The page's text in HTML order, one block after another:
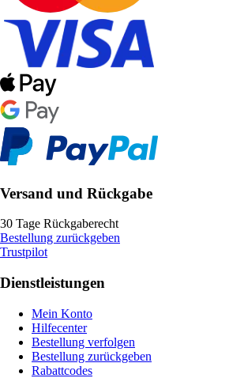
Versand und Rückgabe
30 Tage Rückgaberecht
Bestellung zurückgeben
Trustpilot
Dienstleistungen
Mein Konto
Hilfecenter
Bestellung verfolgen
Bestellung zurückgeben
Rabattcodes